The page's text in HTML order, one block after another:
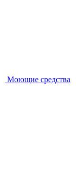
Моющие средства